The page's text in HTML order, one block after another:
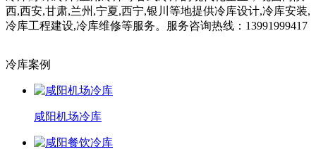
西,西安,甘肃,兰州,宁夏,西宁,银川等地提供冷库设计,冷库安装,
冷库工程建设,冷库维修等服务。服务咨询热线：13991999417
冷库案例
咸阳机场冷库